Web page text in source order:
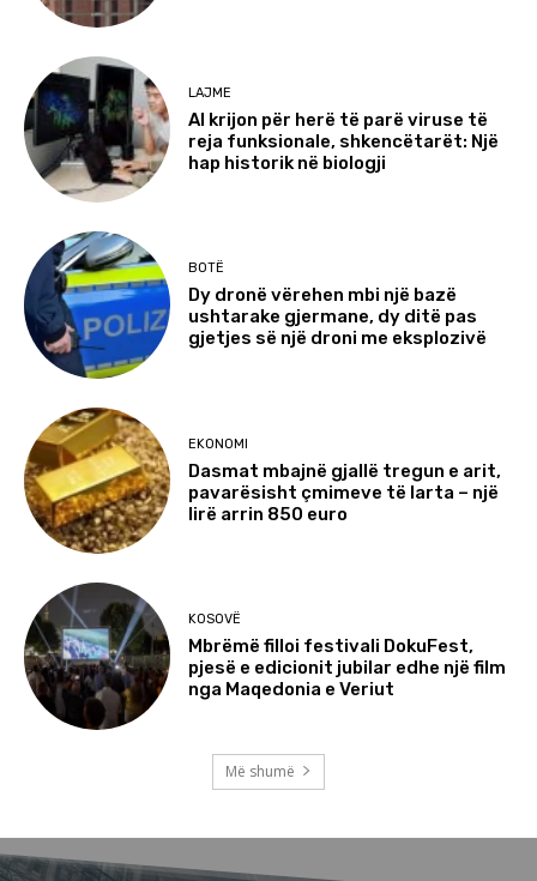
LAJME
AI krijon për herë të parë viruse të
reja funksionale, shkencëtarët: Një
hap historik në biologji
BOTË
Dy dronë vërehen mbi një bazë
ushtarake gjermane, dy ditë pas
gjetjes së një droni me eksplozivë
EKONOMI
Dasmat mbajnë gjallë tregun e arit,
pavarësisht çmimeve të larta – një
lirë arrin 850 euro
KOSOVË
Mbrëmë filloi festivali DokuFest,
pjesë e edicionit jubilar edhe një film
nga Maqedonia e Veriut
Më shumë